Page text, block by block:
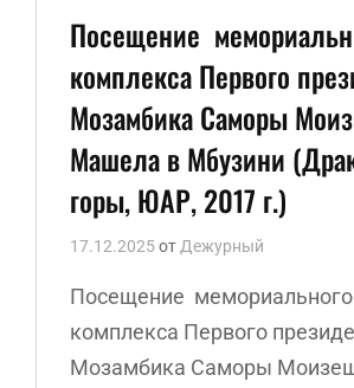
рубрик
Посещение
комплекса Первого
Мозамбика Саморы
Машела в Мбузини
горы, ЮАР, 2017 г.)
17.12.2025от Дежурный
Посещение мемориального
комплекса Первого
Мозамбика Саморы